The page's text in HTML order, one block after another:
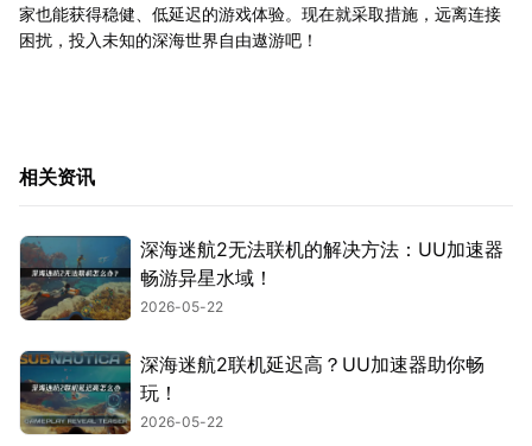
家也能获得稳健、低延迟的游戏体验。现在就采取措施，远离连接
困扰，投入未知的深海世界自由遨游吧！
相关资讯
深海迷航2无法联机的解决方法：UU加速器
畅游异星水域！
2026-05-22
深海迷航2联机延迟高？UU加速器助你畅
玩！
2026-05-22